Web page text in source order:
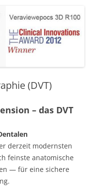
(DVT)
– das DVT
derzeit modernsten
feinste anatomische
— für eine sichere